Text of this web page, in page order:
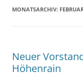
MONATSARCHIV:
Neuer
Höhenrain